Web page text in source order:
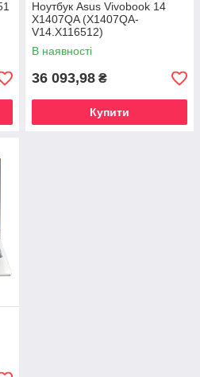
Ноутбук Asus Vivobook 14
X1407QA (X1407QA-
V14.X116512)
В наявності
36 093,98 ₴
Купити